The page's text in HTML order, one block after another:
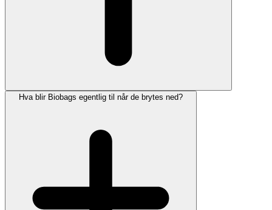
Hva blir Biobags egentlig til når de brytes ned?